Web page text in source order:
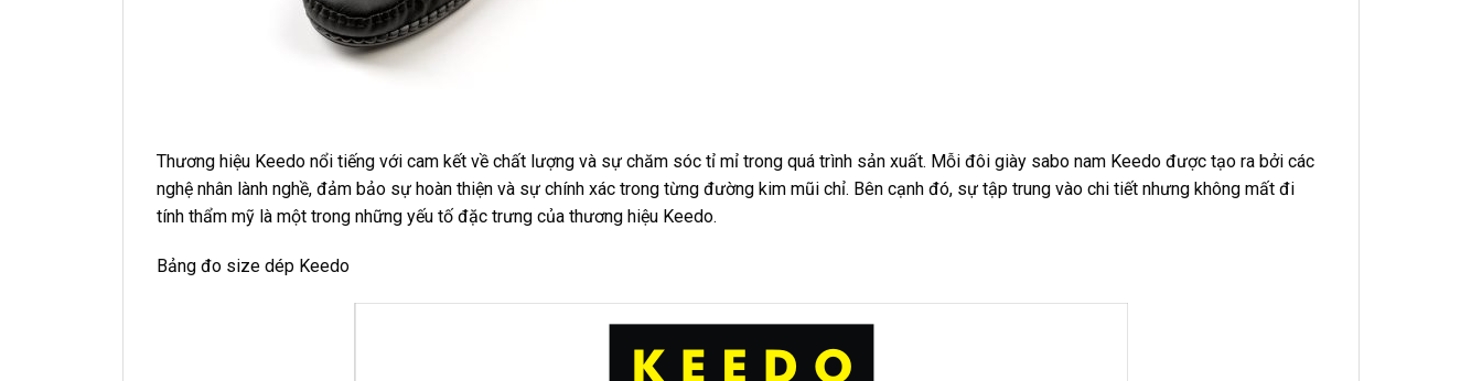
Thương hiệu Keedo nổi tiếng với cam kết về chất lượng và sự chăm sóc tỉ mỉ trong quá trình sản xuất. Mỗi đôi giày sabo nam Keedo được tạo ra bởi các
nghệ nhân lành nghề, đảm bảo sự hoàn thiện và sự chính xác trong từng đường kim mũi chỉ. Bên cạnh đó, sự tập trung vào chi tiết nhưng không mất đi
tính thẩm mỹ là một trong những yếu tố đặc trưng của thương hiệu Keedo.
Bảng đo size dép Keedo